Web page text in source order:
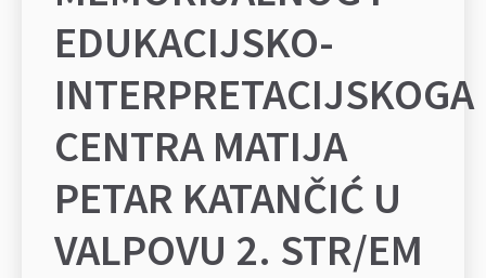
EDUKACIJSKO-
INTERPRETACIJSKOGA
CENTRA MATIJA
PETAR KATANČIĆ U
VALPOVU 2. STR/EM